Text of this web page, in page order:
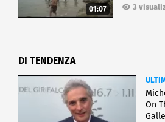
01:07 3
DI TENDENZA
On